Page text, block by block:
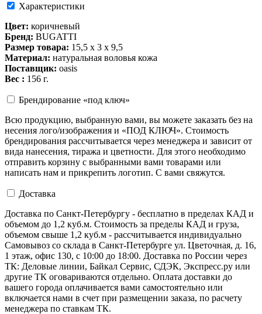
Характеристики
Цвет: коричневый
Бренд: BUGATTI
Размер товара: 15,5 х 3 х 9,5
Материал: натуральная воловья кожа
Поставщик: oasis
Вес : 156 г.
Брендирование «под ключ»
Всю продукцию, выбранную вами, вы можете заказать без на
несения лого/изображения и «ПОД КЛЮЧ». Стоимость
брендирования рассчитывается через менеджера и зависит от
вида нанесения, тиража и цветности. Для этого необходимо
отправить корзину с выбранными вами товарами или
написать нам и прикрепить логотип. С вами свяжутся.
Доставка
Доставка по Санкт-Петербургу - бесплатно в пределах КАД и
объемом до 1,2 куб.м. Стоимость за пределы КАД и груза,
объемом свыше 1,2 куб.м - рассчитывается индивидуально
Самовывоз со склада в Санкт-Петербурге ул. Цветочная, д. 16,
1 этаж, офис 130, с 10:00 до 18:00. Доставка по России через
ТК: Деловые линии, Байкал Сервис, СДЭК, Экспресс.ру или
другие ТК оговариваются отдельно. Оплата доставки до
вашего города оплачивается вами самостоятельно или
включается нами в счет при размещении заказа, по расчету
менеджера по ставкам ТК.